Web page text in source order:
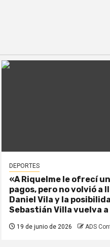
DEPORTES
«A Riquelme le ofrecí
pagos, pero no volvió a
Daniel Vila y la
Sebastián Villa vuelva a
19 de junio de 2026 ADS